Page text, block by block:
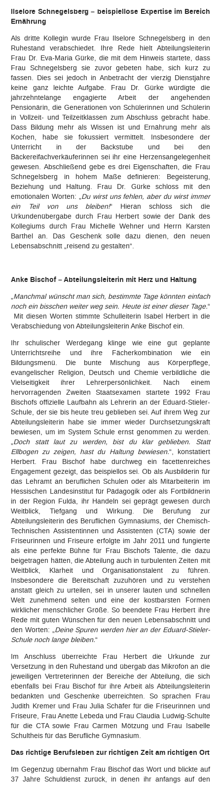
Ilselore Schnegelsberg – beispiellose Expertise im Bereich
Ernährung
Als dritte Kollegin wurde Frau Ilselore Schnegelsberg in den
Ruhestand verabschiedet. Ihre Rede hielt Abteilungsleiterin
Frau Dr. Eva-Maria Gürke, die mit dem Hinweis startete, dass
Frau Schnegelsberg sie zuvor gebeten habe, sich kurz zu
fassen. Dies sei jedoch in Anbetracht der vierzig Dienstjahre
keine ganz leichte Aufgabe. Frau Dr. Gürke würdigte die
jahrzehntelange engagierte Arbeit der angehenden
Pensionärin, die Generationen von Schülerinnen und Schülerin
in Vollzeit- und Teilzeitklassen zum Abschluss gebracht habe.
Dass Bildung mehr als Wissen ist und Ernährung mehr als
Kochen, habe sie fokussiert vermittelt. Insbesondere der
Unterricht in der Backstube und bei den
Bäckereifachverkäuferinnen sei ihr eine Herzensangelegenheit
gewesen. Abschließend gebe es drei Eigenschaften, die Frau
Schnegelsberg in hohem Maße definieren: Begeisterung,
Beziehung und Haltung. Frau Dr. Gürke schloss mit den
emotionalen Worten: „Du wirst uns fehlen, aber du wirst immer
ein Teil von uns bleiben!“ Hieran schloss sich die
Urkundenübergabe durch Frau Herbert sowie der Dank des
Kollegiums durch Frau Michelle Wehner und Herrn Karsten
Barthel an. Das Geschenk solle dazu dienen, den neuen
Lebensabschnitt „reisend zu gestalten“.
Anke Bischof – Abteilungsleiterin mit Herz und Haltung
„Manchmal wünscht man sich, bestimmte Tage könnten einfach
noch ein bisschen weiter weg sein. Heute ist einer dieser Tage.“
Mit diesen Worten stimmte Schulleiterin Isabel Herbert in die
Verabschiedung von Abteilungsleiterin Anke Bischof ein.
Ihr schulischer Werdegang klinge wie eine gut geplante
Unterrichtsreihe und ihre Fächerkombination wie ein
Bildungsmenü. Die bunte Mischung aus Körperpflege,
evangelischer Religion, Deutsch und Chemie verbildliche die
Vielseitigkeit ihrer Lehrerpersönlichkeit. Nach einem
hervorragenden Zweiten Staatsexamen startete 1992 Frau
Bischofs offizielle Laufbahn als Lehrerin an der Eduard-Stieler-
Schule, der sie bis heute treu geblieben sei. Auf ihrem Weg zur
Abteilungsleiterin habe sie immer wieder Durchsetzungskraft
bewiesen, um im System Schule ernst genommen zu werden.
„Doch statt laut zu werden, bist du klar geblieben. Statt
Ellbogen zu zeigen, hast du Haltung bewiesen.“, konstatiert
Herbert. Frau Bischof habe durchweg ein facettenreiches
Engagement gezeigt, das beispiellos sei. Ob als Ausbilderin für
das Lehramt an beruflichen Schulen oder als Mitarbeiterin im
Hessischen Landesinstitut für Pädagogik oder als Fortbildnerin
in der Region Fulda, ihr Handeln sei geprägt gewesen durch
Weitblick, Tiefgang und Wirkung. Die Berufung zur
Abteilungsleiterin des Beruflichen Gymnasiums, der Chemisch-
Technischen Assistentinnen und Assistenten (CTA) sowie der
Friseurinnen und Friseure erfolgte im Jahr 2011 und fungierte
als eine perfekte Bühne für Frau Bischofs Talente, die dazu
beigetragen hätten, die Abteilung auch in turbulenten Zeiten mit
Weitblick, Klarheit und Organisationstalent zu führen.
Insbesondere die Bereitschaft zuzuhören und zu verstehen
anstatt gleich zu urteilen, sei in unserer lauten und schnellen
Welt zunehmend selten und eine der kostbarsten Formen
wirklicher menschlicher Größe. So beendete Frau Herbert ihre
Rede mit guten Wünschen für den neuen Lebensabschnitt und
den Worten: „Deine Spuren werden hier an der Eduard-Stieler-
Schule noch lange bleiben.“
Im Anschluss überreichte Frau Herbert die Urkunde zur
Versetzung in den Ruhestand und übergab das Mikrofon an die
jeweiligen Vertreterinnen der Bereiche der Abteilung, die sich
ebenfalls bei Frau Bischof für ihre Arbeit als Abteilungsleiterin
bedankten und Geschenke überreichten. So sprachen Frau
Judith Kremer und Frau Julia Schäfer für die Friseurinnen und
Friseure, Frau Anette Lebeda und Frau Claudia Ludwig-Schulte
für die CTA sowie Frau Carmen Mötzung und Frau Isabelle
Schultheis für das Berufliche Gymnasium.
Das richtige Berufsleben zur richtigen Zeit am richtigen Ort
Im Gegenzug übernahm Frau Bischof das Wort und blickte auf
37 Jahre Schuldienst zurück, in denen ihr anfangs auf den